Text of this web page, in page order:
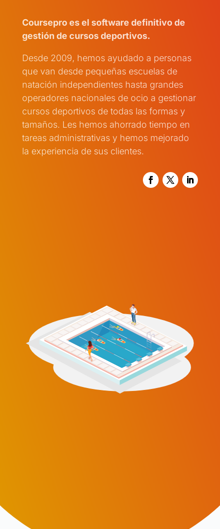
Coursepro es el software definitivo de
gestión de cursos deportivos.
Desde 2009, hemos ayudado a personas
que van desde pequeñas escuelas de
natación independientes hasta grandes
operadores nacionales de ocio a gestionar
cursos deportivos de todas las formas y
tamaños. Les hemos ahorrado tiempo en
tareas administrativas y hemos mejorado
la experiencia de sus clientes.